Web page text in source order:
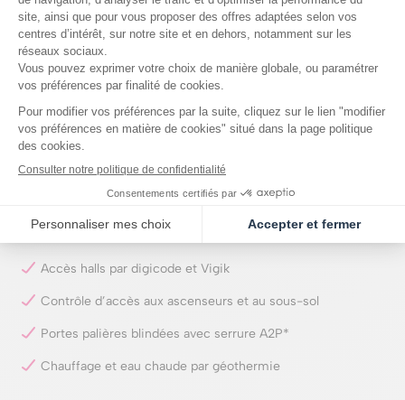
Placards intégrés, cuisines ouvertes, séjours conviviaux
Double orientation dès le 3 pièces
Halls d’entrée en double hauteur décorés par l’agence
Babin Renaud
Cœur d’îlot paysager, toitures végétalisées
Locaux vélos/poussettes spacieux
Parking en sous-sol (selon les logements)
Résidence entièrement close et sécurisée
Accès halls par digicode et Vigik
Contrôle d’accès aux ascenseurs et au sous-sol
Portes palières blindées avec serrure A2P*
Chauffage et eau chaude par géothermie